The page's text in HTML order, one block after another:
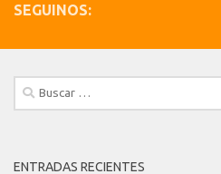
SEGUINOS:
Buscar:
ENTRADAS RECIENTES